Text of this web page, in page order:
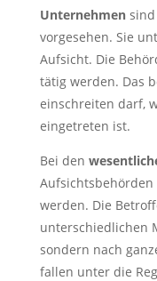
Unternehmen
vorgesehen. Sie
Aufsicht. Die
tätig werden. Das
einschreiten darf,
eingetreten ist.
Bei den
werden. Die
unterschiedlichen
sondern nach
fallen unter die